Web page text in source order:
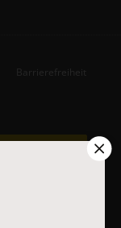
Barrierefreiheit